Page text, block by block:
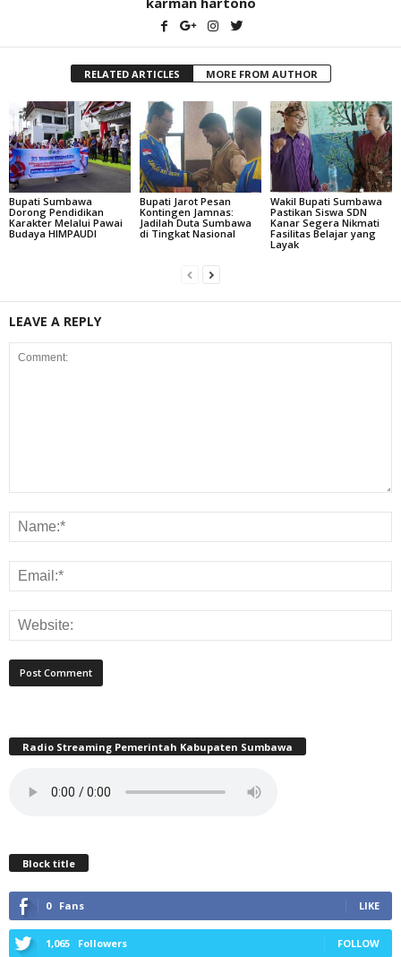
RELATED ARTICLES MORE FROM AUTHOR
Bupati Sumbawa
Dorong Pendidikan
Karakter Melalui Pawai
Budaya HIMPAUDI
Bupati Jarot Pesan
Kontingen Jamnas:
Jadilah Duta Sumbawa
di Tingkat Nasional
Wakil Bupati Sumbawa
Pastikan Siswa SDN
Kanar Segera Nikmati
Fasilitas Belajar yang
Layak
LEAVE A REPLY
Radio Streaming Pemerintah Kabupaten Sumbawa
Block title
0 Fans LIKE
1,065 Followers FOLLOW